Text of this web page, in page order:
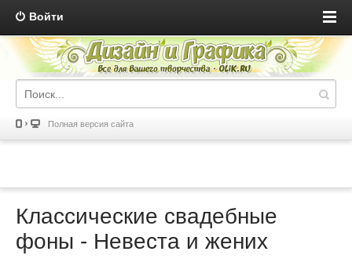
Войти
Полная версия сайта
Классические свадебные
фоны - Невеста и жених